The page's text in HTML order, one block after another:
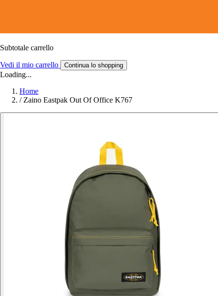
Subtotale carrello
Vedi il mio carrello Continua lo shopping
Loading...
Home
/ Zaino Eastpak Out Of Office K767